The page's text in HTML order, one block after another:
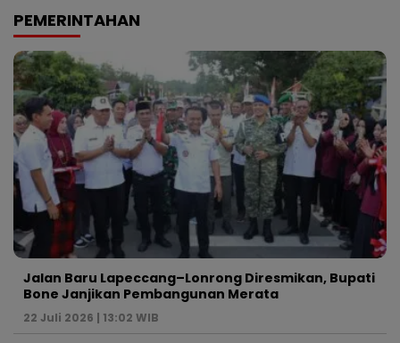
PEMERINTAHAN
Jalan Baru Lapeccang–Lonrong Diresmikan, Bupati
Bone Janjikan Pembangunan Merata
22 Juli 2026 | 13:02 WIB